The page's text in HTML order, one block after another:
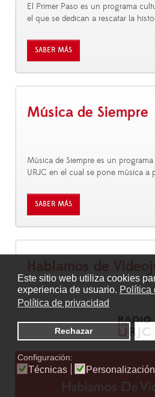
Este sitio web utiliza cookies
experiencia de usuario. Política
Política de privacidad
Rechazar
Configuración:
Técnicas Personalización
El Primer Paso es un programa
el que se dedican a rescatar la
SABER MÁS
Música de Siempre
Música de Siempre es un
URJC en el cual se pone música a
SABER MÁS
Hablamos de